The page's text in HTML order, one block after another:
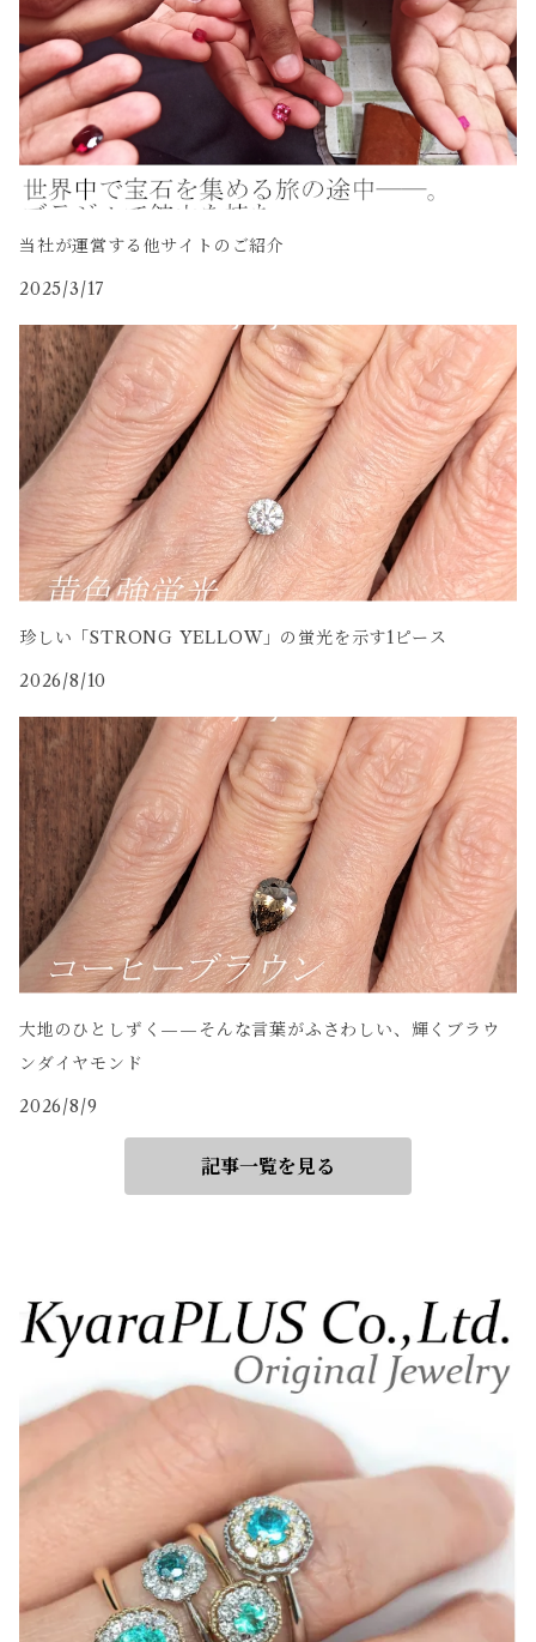
当社が運営する他サイトのご紹介
2025/3/17
珍しい「STRONG YELLOW」の蛍光を示す1ピース
2026/8/10
大地のひとしずく——そんな言葉がふさわしい、輝くブラウ
ンダイヤモンド
2026/8/9
記事一覧を見る